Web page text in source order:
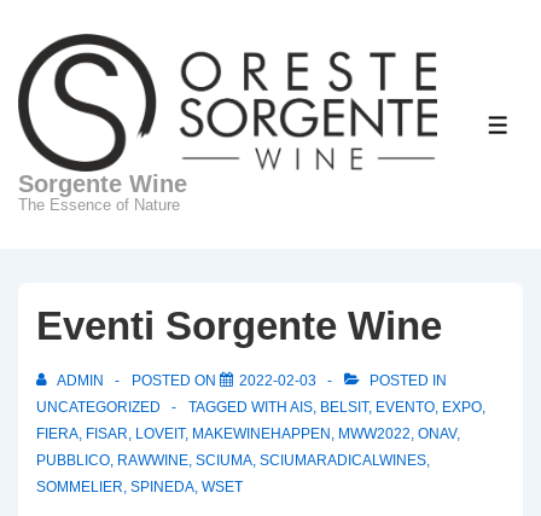
Main
Content
Sorgente Wine
The Essence of Nature
Eventi Sorgente Wine
ADMIN POSTED ON 2022-02-03
POSTED IN
UNCATEGORIZED
TAGGED WITH AIS, BELSIT, EVENTO, EXPO,
FIERA, FISAR, LOVEIT, MAKEWINEHAPPEN , MWW2022, ONAV,
PUBBLICO, RAWWINE, SCIUMA, SCIUMARADICALWINES,
SOMMELIER, SPINEDA, WSET